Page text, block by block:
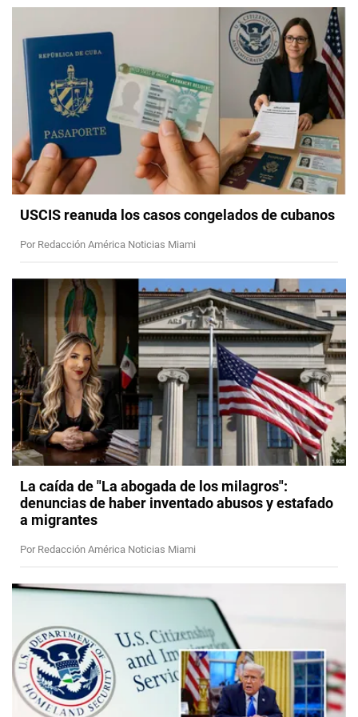
USCIS reanuda los casos congelados de cubanos
Por Redacción América Noticias Miami
La caída de "La abogada de los milagros":
denuncias de haber inventado abusos y estafado
a migrantes
Por Redacción América Noticias Miami